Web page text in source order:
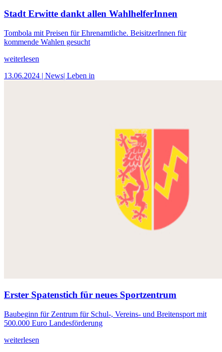
Stadt Erwitte dankt allen WahlhelferInnen
Tombola mit Preisen für Ehrenamtliche. BeisitzerInnen für
kommende Wahlen gesucht
weiterlesen
13.06.2024 | News| Leben in
Erster Spatenstich für neues Sportzentrum
Baubeginn für Zentrum für Schul-, Vereins- und Breitensport mit
500.000 Euro Landesförderung
weiterlesen